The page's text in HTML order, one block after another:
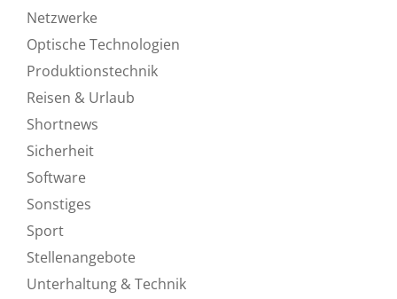
Netzwerke
Optische Technologien
Produktionstechnik
Reisen & Urlaub
Shortnews
Sicherheit
Software
Sonstiges
Sport
Stellenangebote
Unterhaltung & Technik